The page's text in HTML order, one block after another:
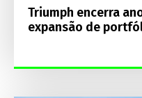
Triumph encerra
expansão de